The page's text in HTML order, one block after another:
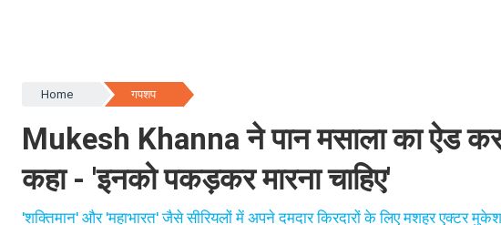
Home गपशप
Mukesh Khanna ने पान मसाला का ऐड
कहा - 'इनको पकड़कर मारना चाहिए'
'शक्तिमान' और 'महाभारत' जैसे सीरियलों में अपने दमदार किरदारों के लिए मशहूर एक्टर